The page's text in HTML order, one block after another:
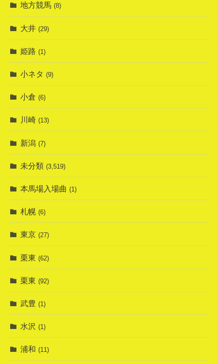
地方競馬 (8)
大井 (29)
姫路 (1)
小ネタ (9)
小倉 (6)
川崎 (13)
新潟 (7)
未分類 (3,519)
本馬場入場曲 (1)
札幌 (6)
東京 (27)
栗東 (62)
栗東 (92)
武豊 (1)
水沢 (1)
浦和 (11)